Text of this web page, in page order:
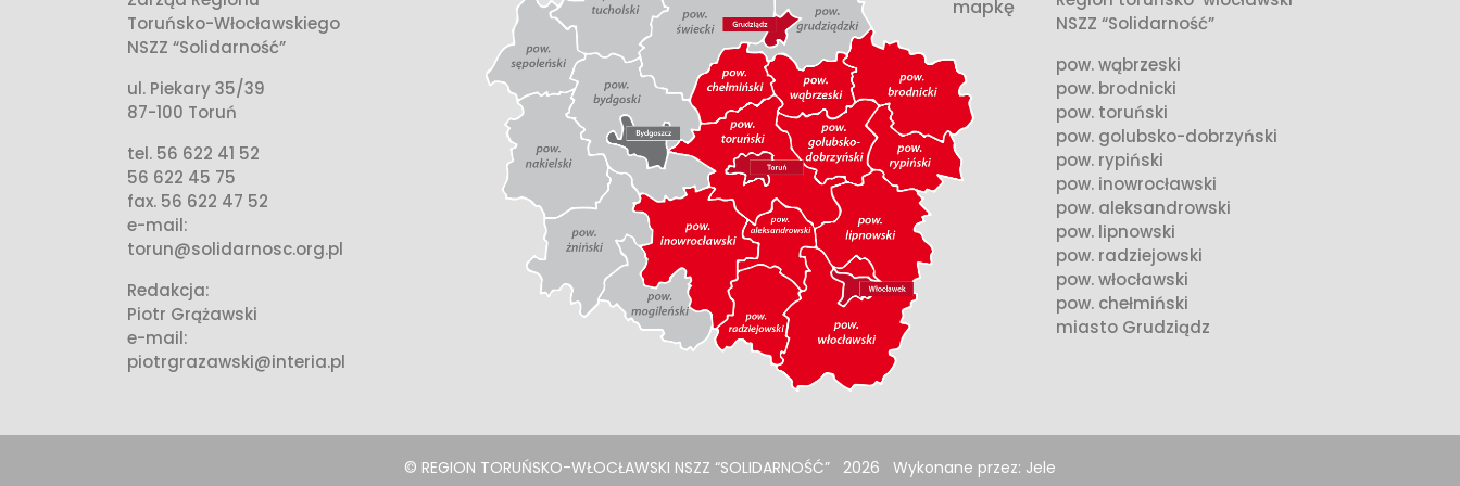
Toruńsko-Włocławskiego
NSZZ “Solidarność”
ul. Piekary 35/39
87-100 Toruń
tel. 56 622 41 52
56 622 45 75
fax. 56 622 47 52
e-mail:
torun@solidarnosc.org.pl
Redakcja:
Piotr Grążawski
e-mail:
piotrgrazawski@interia.pl
mapkę
NSZZ “Solidarność”
pow. wąbrzeski
pow. brodnicki
pow. toruński
pow. golubsko-dobrzyński
pow. rypiński
pow. inowrocławski
pow. aleksandrowski
pow. lipnowski
pow. radziejowski
pow. włocławski
pow. chełmiński
miasto Grudziądz
© REGION TORUŃSKO-WŁOCŁAWSKI NSZZ “SOLIDARNOŚĆ” 2026 Wykonane przez: Jele